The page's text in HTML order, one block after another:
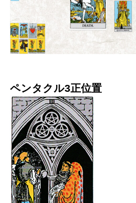
ペンタクル3正位置